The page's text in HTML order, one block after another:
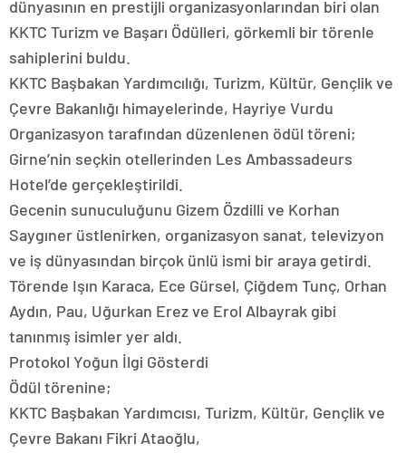
dünyasının en prestijli organizasyonlarından biri olan
KKTC Turizm ve Başarı Ödülleri, görkemli bir törenle
sahiplerini buldu.
KKTC Başbakan Yardımcılığı, Turizm, Kültür, Gençlik ve
Çevre Bakanlığı himayelerinde, Hayriye Vurdu
Organizasyon tarafından düzenlenen ödül töreni;
Girne’nin seçkin otellerinden Les Ambassadeurs
Hotel’de gerçekleştirildi.
Gecenin sunuculuğunu Gizem Özdilli ve Korhan
Saygıner üstlenirken, organizasyon sanat, televizyon
ve iş dünyasından birçok ünlü ismi bir araya getirdi.
Törende Işın Karaca, Ece Gürsel, Çiğdem Tunç, Orhan
Aydın, Pau, Uğurkan Erez ve Erol Albayrak gibi
tanınmış isimler yer aldı.
Protokol Yoğun İlgi Gösterdi
Ödül törenine;
KKTC Başbakan Yardımcısı, Turizm, Kültür, Gençlik ve
Çevre Bakanı Fikri Ataoğlu,